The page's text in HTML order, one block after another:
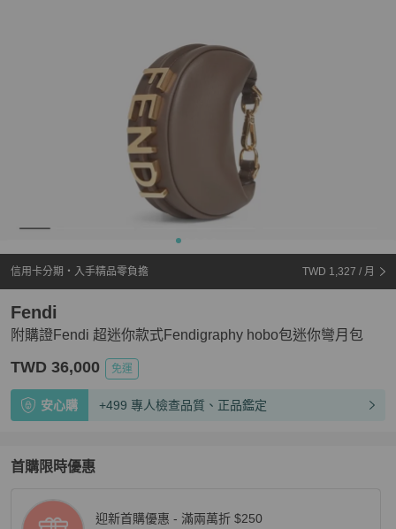
信用卡分期・入手精品零負擔 TWD 1,327 / 月
附購證Fendi 超迷你款式Fendigraphy hobo包迷你彎月包
Fendi
TWD 36,000 免運
安心購 +499 專人檢查品質、正品鑑定
首購限時優惠
迎新首購優惠 - 滿兩萬折 $250